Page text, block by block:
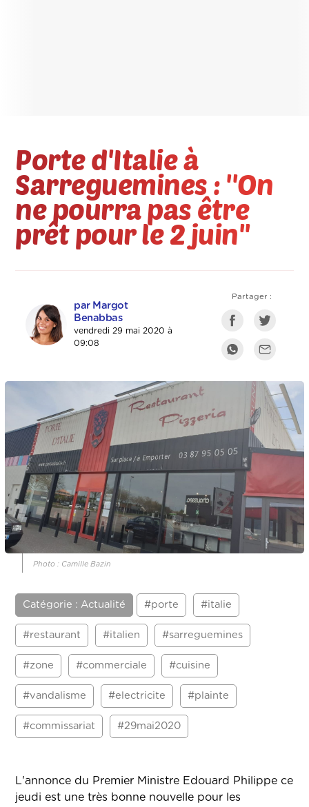
Porte d'Italie à
Sarreguemines : ''On
ne pourra pas être
prêt pour le 2 juin''
par Margot
Benabbas
vendredi 29 mai 2020 à
09:08
Partager :
Photo : Camille Bazin
Catégorie : Actualité #porte #italie
#restaurant #italien #sarreguemines
#zone #commerciale #cuisine
#vandalisme #electricite #plainte
#commissariat #29mai2020
L'annonce du Premier Ministre Edouard Philippe ce
jeudi est une très bonne nouvelle pour les